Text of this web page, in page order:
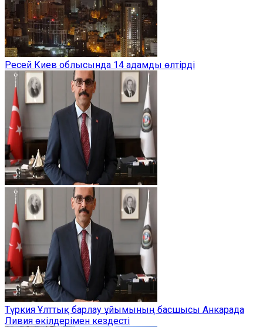
Ресей Киев облысында 14 адамды өлтірді
Түркия Ұлттық барлау ұйымының басшысы Анкарада
Ливия өкілдерімен кездесті